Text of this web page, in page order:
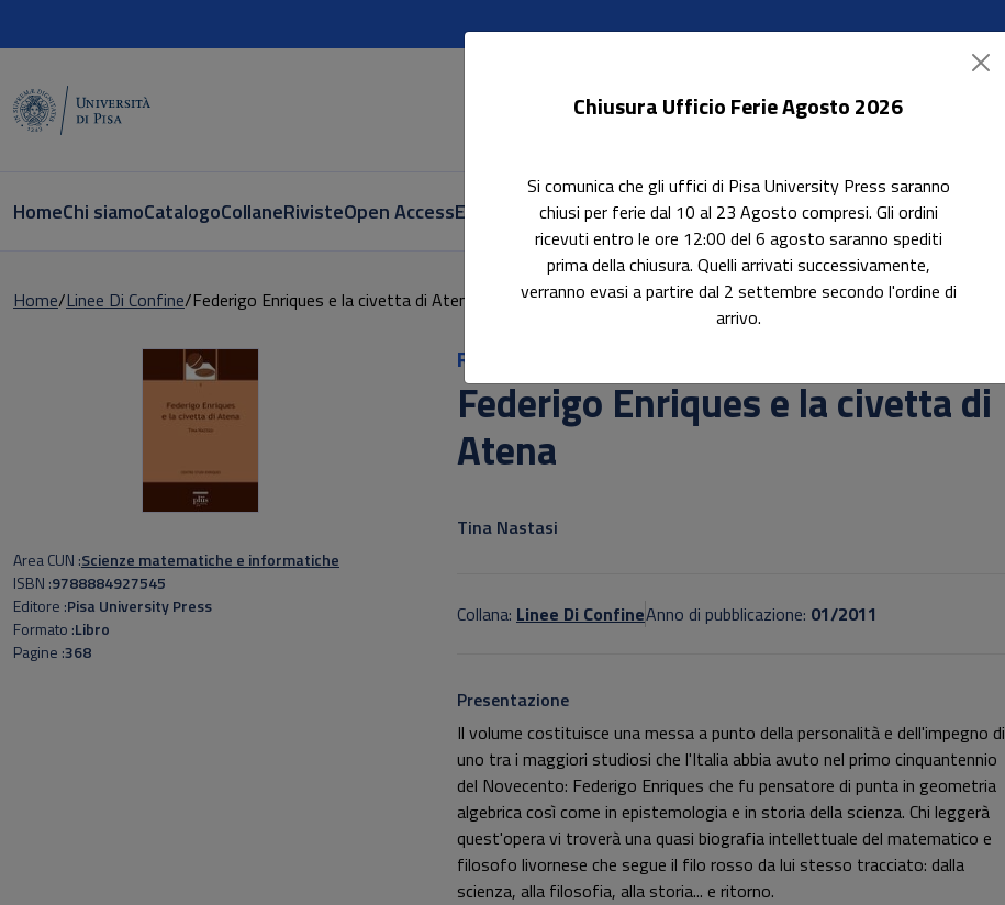
HomeChi siamoCatalogoCollaneRivisteOpen AccessE-book AccessibiliIn evidenzaPubblica con noi
Home Linee Di Confine Federigo Enriques e la civetta di Atena
Ricerca
Federigo Enriques e la civetta di
Atena
Tina Nastasi
Collana: Linee Di ConfineAnno di pubblicazione: 01/2011
Presentazione
Il volume costituisce una messa a punto della personalità e dell'impegno di
uno tra i maggiori studiosi che l'Italia abbia avuto nel primo cinquantennio
del Novecento: Federigo Enriques che fu pensatore di punta in geometria
algebrica così come in epistemologia e in storia della scienza. Chi leggerà
quest'opera vi troverà una quasi biografia intellettuale del matematico e
filosofo livornese che segue il filo rosso da lui stesso tracciato: dalla
scienza, alla filosofia, alla storia... e ritorno.
Area CUN Scienze matematiche e informatiche
ISBN 9788884927545
Editore Pisa University Press
Formato Libro
Pagine 368
Chiusura Ufficio Ferie Agosto 2026
Si comunica che gli uffici di Pisa University Press saranno
chiusi per ferie dal 10 al 23 Agosto compresi. Gli ordini
ricevuti entro le ore 12:00 del 6 agosto saranno spediti
prima della chiusura. Quelli arrivati successivamente,
verranno evasi a partire dal 2 settembre secondo l'ordine di
arrivo.